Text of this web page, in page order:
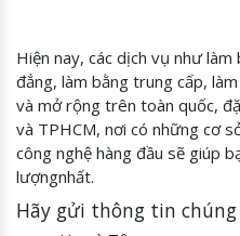
Hiện nay, các dịch vụ như
đẳng, làm bằng trung cấp,
và mở rộng trên toàn quốc,
và TPHCM, nơi có những cơ
công nghệ hàng đầu sẽ giúp
lượngnhất.
Hãy gửi thông tin